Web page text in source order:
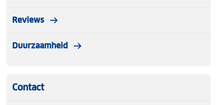
Reviews
Duurzaamheid
Contact